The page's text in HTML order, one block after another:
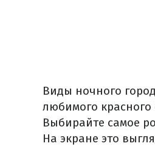
Виды ночного
любимого красного
Выбирайте самое
На экране это